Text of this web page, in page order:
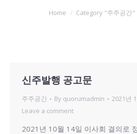
You are here:Home Category "주주공간"
신주발행 공고문
주주공간 By quorumadmin
2021년
Leave a comment
2021년 10월 14일 이사회 결의로